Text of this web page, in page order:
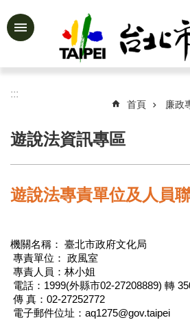
跳到主要內容區塊
進
告
訊
識
文
化
局
業
:::
首頁 廉政
遊說法資訊專區
遊說法專責單位及人員
機關名稱： 臺北市政府文化局
專責單位： 政風室
專責人員：林小姐
電話：1999(外縣市02-27208889) 轉
傳 真：02-27252772
電子郵件位址：aq1275@gov.taipei